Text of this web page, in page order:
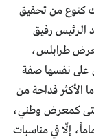
كنوع من تحقيق
الرئيس رفيق
طرابلس،
على نفسها صفة
الأكثر فداحة من
كمعرض وطني،
إلّا في مناسبات